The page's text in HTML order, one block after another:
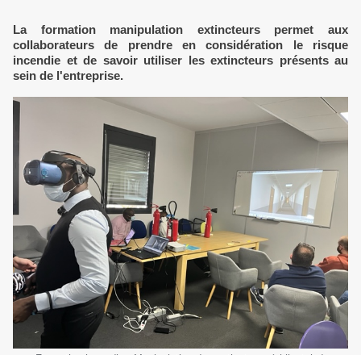
La formation manipulation extincteurs permet aux
collaborateurs de prendre en considération le risque
incendie et de savoir utiliser les extincteurs présents au
sein de l'entreprise.